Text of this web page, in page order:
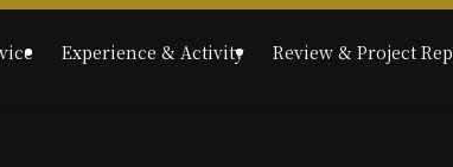
Experience & Activity Review & Project